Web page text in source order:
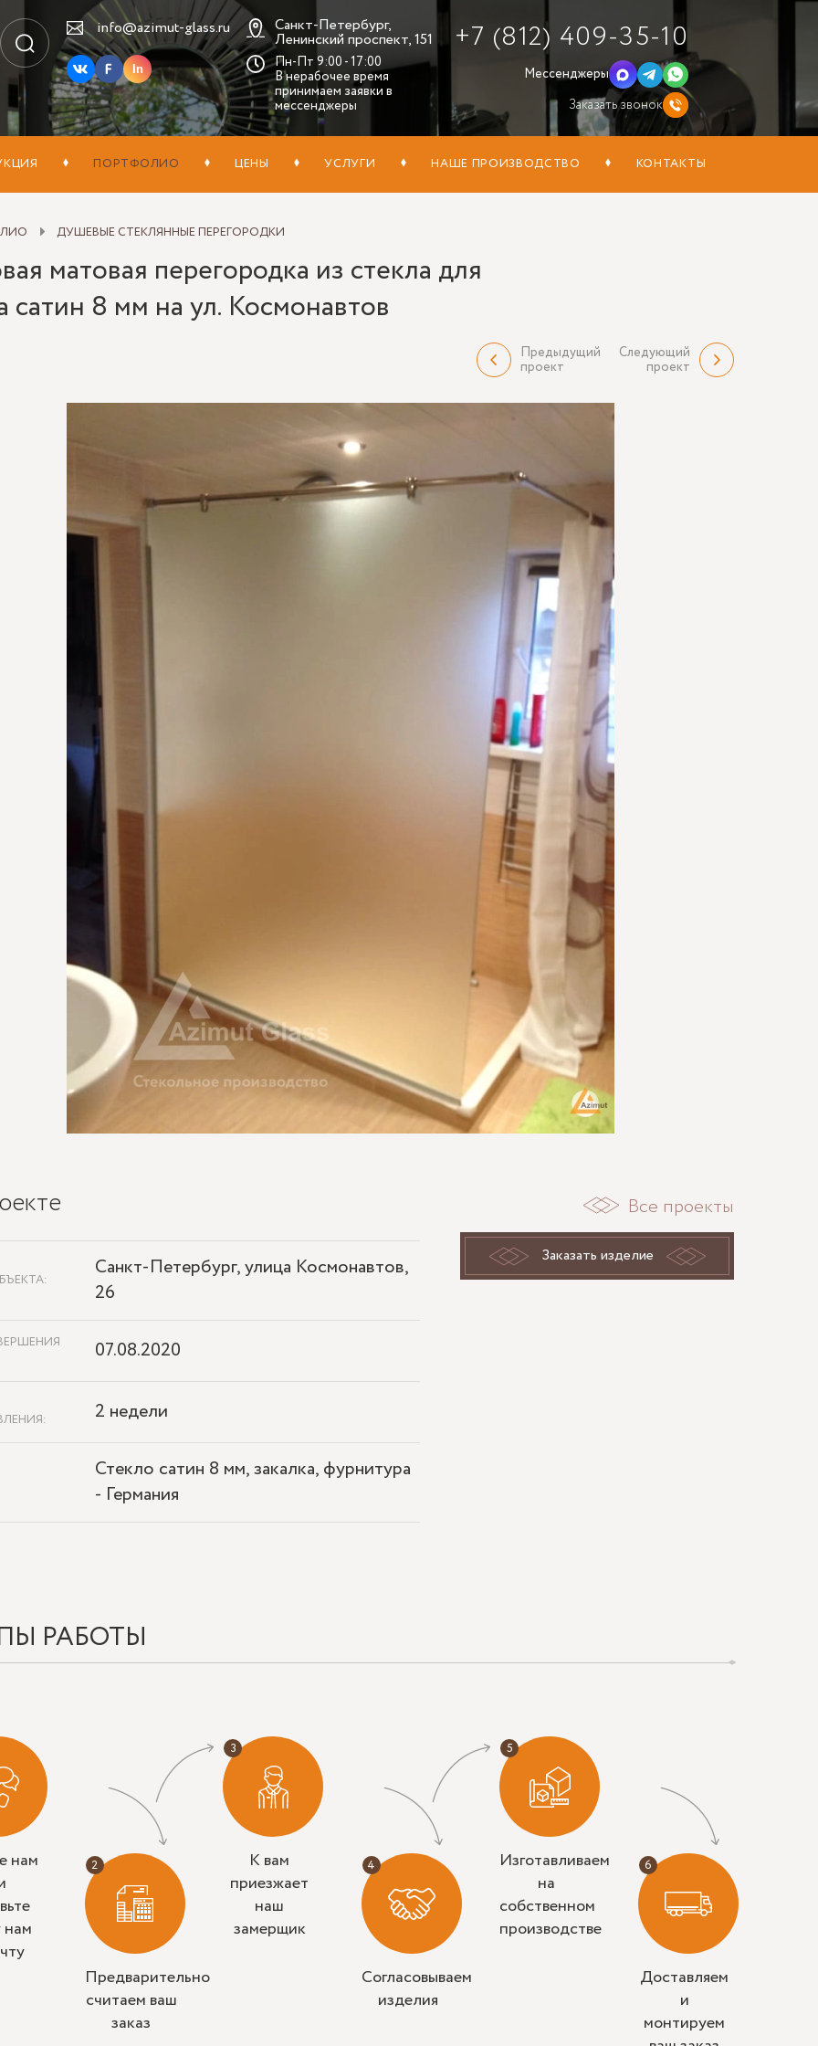
info@azimut-glass.ru
In
Санкт-Петербург,
Ленинский проспект, 151
Пн-Пт 9:00 - 17:00
В нерабочее время
принимаем заявки в
мессенджеры
+7 (812) 409-35-10
Мессенджеры
Заказать звонок
ПОРТФОЛИО ЦЕНЫ УСЛУГИ НАШЕ ПРОИЗВОДСТВО КОНТАКТЫ
ДУШЕВЫЕ СТЕКЛЯННЫЕ ПЕРЕГОРОДКИ
матовая перегородка из стекла для
сатин 8 мм на ул. Космонавтов
Предыдущий
проект
Следующий
проект
Все проекты
Заказать изделие
Санкт-Петербург, улица Космонавтов,
26
07.08.2020
2 недели
Стекло сатин 8 мм, закалка, фурнитура
- Германия
РАБОТЫ
нам
нам
Предварительно
считаем ваш
заказ
К вам
приезжает
наш
замерщик
Согласовываем
изделия
Изготавливаем
на
собственном
производстве
Доставляем
и
монтируем